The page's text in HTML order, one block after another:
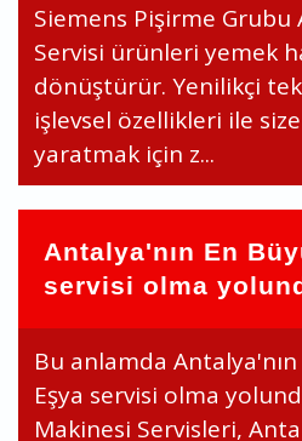
Siemens Pişirme Grubu
Servisi ürünleri yemek
dönüştürür. Yenilikçi
işlevsel özellikleri ile
yaratmak için z...
Antalya'nın En
servisi olma
Bu anlamda
Eşya servisi olma
Makinesi Servisleri,